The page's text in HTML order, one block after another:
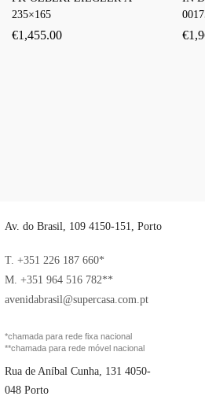
235×165
€1,455.00 €
Av. do Brasil, 109 4150-151, Porto
T. +351 226 187 660*
M. +351 964 516 782**
avenidabrasil@supercasa.com.pt
*chamada para rede fixa nacional
**chamada para rede móvel nacional
Rua de Aníbal Cunha, 131 4050-
048 Porto